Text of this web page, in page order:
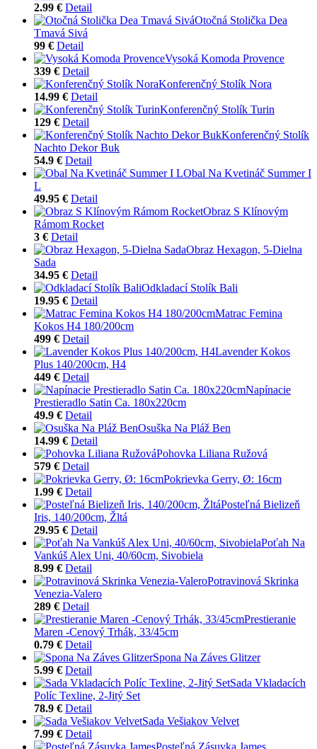
2.99 € Detail
Otočná Stolička Dea
Tmavá Sivá
99 € Detail
Vysoká Komoda Provence
339 € Detail
Konferenčný Stolík Nora
14.99 € Detail
Konferenčný Stolík Turin
129 € Detail
Konferenčný Stolík
Nachto Dekor Buk
54.9 € Detail
Obal Na Kvetináč Summer I
L
49.95 € Detail
Obraz S Klínovým
Rámom Rocket
3 € Detail
Obraz Hexagon, 5-Dielna
Sada
34.95 € Detail
Odkladací Stolík Bali
19.95 € Detail
Matrac Femina
Kokos H4 180/200cm
499 € Detail
Lavender Kokos
Plus 140/200cm, H4
449 € Detail
Napínacie
Prestieradlo Satin Ca. 180x220cm
49.9 € Detail
Osuška Na Pláž Ben
14.99 € Detail
Pohovka Liliana Ružová
579 € Detail
Pokrievka Gerry, Ø: 16cm
1.99 € Detail
Posteľná Bielizeň
Iris, 140/200cm, Žltá
29.95 € Detail
Poťah Na
Vankúš Alex Uni, 40/60cm, Sivobiela
8.99 € Detail
Potravinová Skrinka
Venezia-Valero
289 € Detail
Prestieranie
Maren -Cenový Trhák, 33/45cm
0.79 € Detail
Spona Na Záves Glitzer
5.99 € Detail
Sada Vkladacích
Políc Texline, 2-Jitý Set
78.9 € Detail
Sada Vešiakov Velvet
7.99 € Detail
Posteľná Zásuvka James